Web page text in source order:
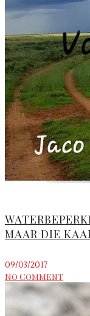
MAAR DIE
09/03/2017
No Comment